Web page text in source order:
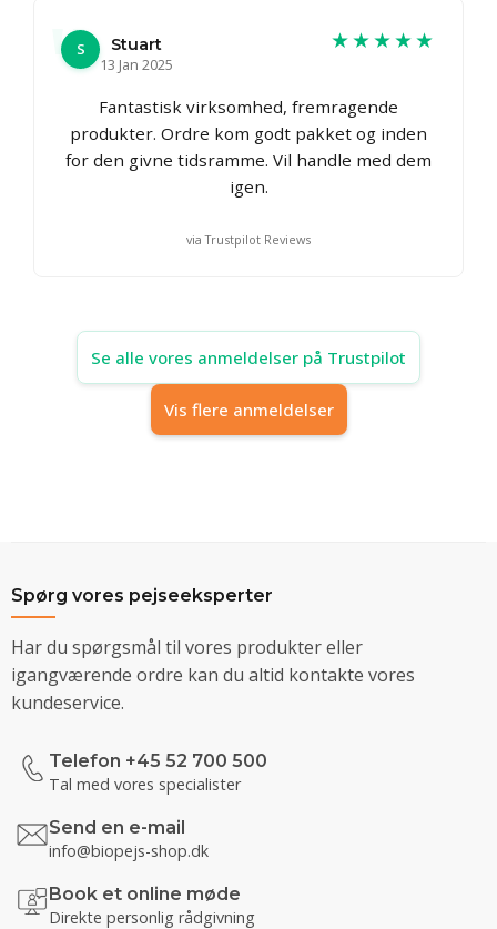
S
Stuart
13 Jan 2025
★★★★★
Fantastisk virksomhed, fremragende
produkter. Ordre kom godt pakket og inden
for den givne tidsramme. Vil handle med dem
igen.
via Trustpilot Reviews
Se alle vores anmeldelser på Trustpilot
Vis flere anmeldelser
Spørg vores pejseeksperter
Har du spørgsmål til vores produkter eller
igangværende ordre kan du altid kontakte vores
kundeservice.
Telefon +45 52 700 500
Tal med vores specialister
Send en e-mail
info@biopejs-shop.dk
Book et online møde
Direkte personlig rådgivning